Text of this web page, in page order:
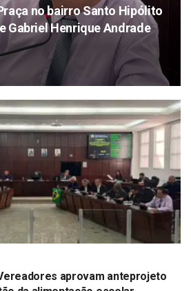
no bairro Santo Hipólito
Gabriel Henrique Andrade
Vereadores aprovam anteprojeto